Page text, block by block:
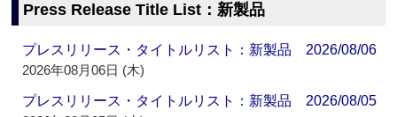
Press Release Title List：新製品
プレスリリース・タイトルリスト：新製品 2026/08/06
2026年08月06日 (木)
プレスリリース・タイトルリスト：新製品 2026/08/05